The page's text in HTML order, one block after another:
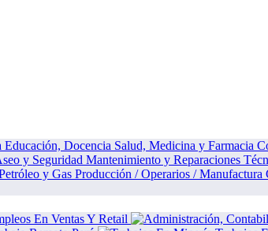
Educación, Docencia Salud, Medicina y Farmacia
y Seguridad Mantenimiento y Reparaciones
y Gas Producción / Operarios / Manufactura
En Ventas Y Retail